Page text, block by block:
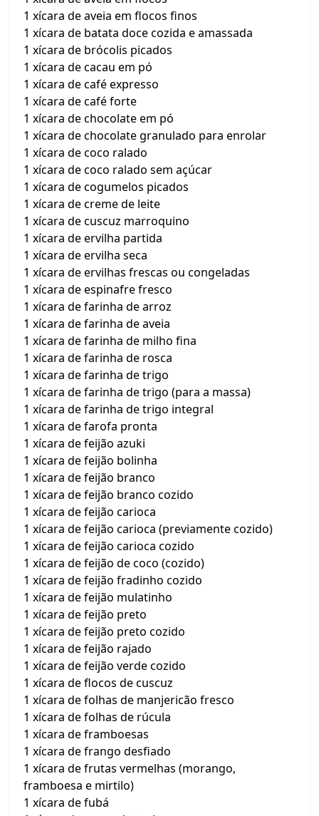
1 xícara de aveia em flocos finos
1 xícara de batata doce cozida e amassada
1 xícara de brócolis picados
1 xícara de cacau em pó
1 xícara de café expresso
1 xícara de café forte
1 xícara de chocolate em pó
1 xícara de chocolate granulado para enrolar
1 xícara de coco ralado
1 xícara de coco ralado sem açúcar
1 xícara de cogumelos picados
1 xícara de creme de leite
1 xícara de cuscuz marroquino
1 xícara de ervilha partida
1 xícara de ervilha seca
1 xícara de ervilhas frescas ou congeladas
1 xícara de espinafre fresco
1 xícara de farinha de arroz
1 xícara de farinha de aveia
1 xícara de farinha de milho fina
1 xícara de farinha de rosca
1 xícara de farinha de trigo
1 xícara de farinha de trigo (para a massa)
1 xícara de farinha de trigo integral
1 xícara de farofa pronta
1 xícara de feijão azuki
1 xícara de feijão bolinha
1 xícara de feijão branco
1 xícara de feijão branco cozido
1 xícara de feijão carioca
1 xícara de feijão carioca (previamente cozido)
1 xícara de feijão carioca cozido
1 xícara de feijão de coco (cozido)
1 xícara de feijão fradinho cozido
1 xícara de feijão mulatinho
1 xícara de feijão preto
1 xícara de feijão preto cozido
1 xícara de feijão rajado
1 xícara de feijão verde cozido
1 xícara de flocos de cuscuz
1 xícara de folhas de manjericão fresco
1 xícara de folhas de rúcula
1 xícara de framboesas
1 xícara de frango desfiado
1 xícara de frutas vermelhas (morango,
framboesa e mirtilo)
1 xícara de fubá